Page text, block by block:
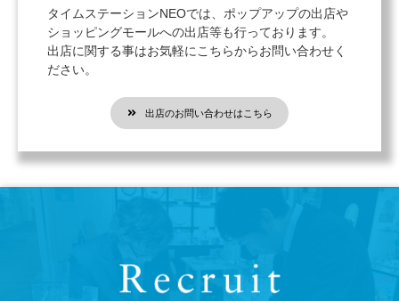
タイムステーションNEOでは、ポップアップの出店や
ショッピングモールへの出店等も行っております。
出店に関する事はお気軽にこちらからお問い合わせく
ださい。
出店のお問い合わせはこちら